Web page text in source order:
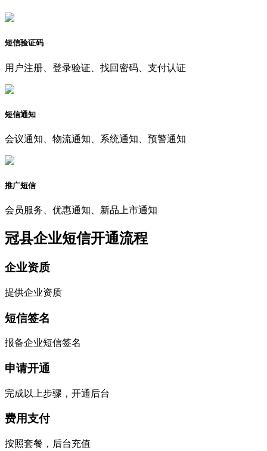
短信验证码
用户注册、登录验证、找回密码、支付认证
短信通知
会议通知、物流通知、系统通知、预警通知
推广短信
会员服务、优惠通知、新品上市通知
冠县企业短信开通流程
企业资质
提供企业资质
短信签名
报备企业短信签名
申请开通
完成以上步骤，开通后台
费用支付
按照套餐，后台充值